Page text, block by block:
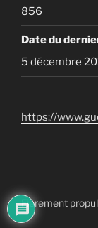
856
Date du
5 décembre
https://
Fièrement